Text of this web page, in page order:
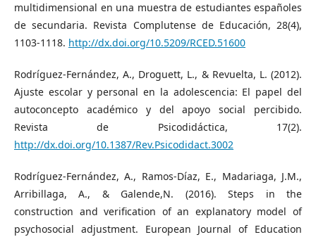
multidimensional en una muestra de estudiantes españoles
de secundaria. Revista Complutense de Educación, 28(4),
1103-1118. http://dx.doi.org/10.5209/RCED.51600
Rodríguez-Fernández, A., Droguett, L., & Revuelta, L. (2012).
Ajuste escolar y personal en la adolescencia: El papel del
autoconcepto académico y del apoyo social percibido.
Revista de Psicodidáctica, 17(2).
http://dx.doi.org/10.1387/Rev.Psicodidact.3002
Rodríguez-Fernández, A., Ramos-Díaz, E., Madariaga, J.M.,
Arribillaga, A., & Galende,N. (2016). Steps in the
construction and verification of an explanatory model of
psychosocial adjustment. European Journal of Education